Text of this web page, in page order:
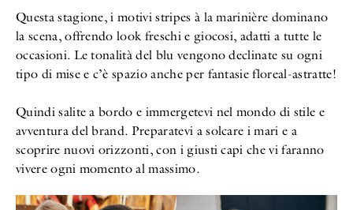
Questa stagione, i motivi stripes à la marinière dominano
la scena, offrendo look freschi e giocosi, adatti a tutte le
occasioni. Le tonalità del blu vengono declinate su ogni
tipo di mise e c’è spazio anche per fantasie floreal-astratte!
Quindi salite a bordo e immergetevi nel mondo di stile e
avventura del brand. Preparatevi a solcare i mari e a
scoprire nuovi orizzonti, con i giusti capi che vi faranno
vivere ogni momento al massimo.